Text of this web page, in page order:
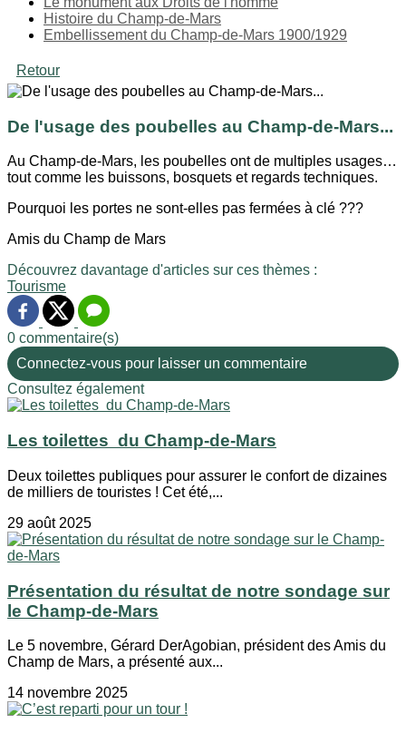
Histoire du Champ-de-Mars
Embellissement du Champ-de-Mars 1900/1929
Retour
De l'usage des poubelles au Champ-de-Mars...
Au Champ-de-Mars, les poubelles ont de multiples usages…
tout comme les buissons, bosquets et regards techniques.
Pourquoi les portes ne sont-elles pas fermées à clé ???
Amis du Champ de Mars
Découvrez davantage d'articles sur ces thèmes :
Tourisme
0 commentaire(s)
Connectez-vous pour laisser un commentaire
Consultez également
Les toilettes du Champ-de-Mars
Deux toilettes publiques pour assurer le confort de dizaines
de milliers de touristes ! Cet été,...
29 août 2025
Présentation du résultat de notre sondage sur
le Champ-de-Mars
Le 5 novembre, Gérard DerAgobian, président des Amis du
Champ de Mars, a présenté aux...
14 novembre 2025